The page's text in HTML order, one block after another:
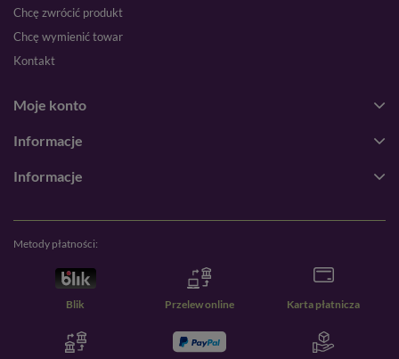
Chcę zwrócić produkt
Chcę wymienić towar
Kontakt
Moje konto
Informacje
Informacje
Metody płatności:
Blik Przelew online Karta płatnicza